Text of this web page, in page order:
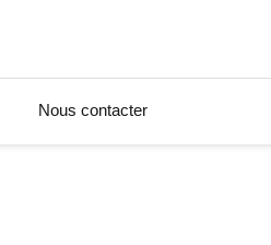
Nous contacter